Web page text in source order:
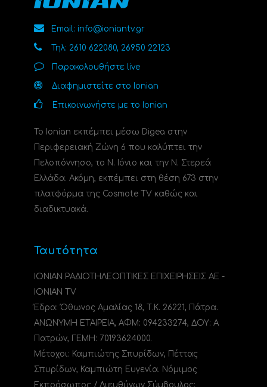
Email: info@ioniantv.gr
Τηλ: 2610 622080, 26950 22123
Παρακολουθήστε live
Διαφημιστείτε στο Ionian
Επικοινωνήστε με το Ionian
Το Ionian εκπέμπει μέσω Digea στην
Περιφερειακή Ζώνη 6 που καλύπτει την
Πελοπόννησο, το N. Ιόνιο και την Ν. Στερεά
Ελλάδα. Ακόμη, εκπέμπει στη θέση 673 στην
πλατφόρμα της Cosmote TV καθώς και
διαδικτυακά.
Ταυτότητα
ΙΟΝΙΑΝ ΡΑΔΙΟΤΗΛΕΟΠΤΙΚΕΣ ΕΠΙΧΕΙΡΗΣΕΙΣ ΑΕ -
IONIAN TV
Έδρα: Όθωνος Αμαλίας 18, Τ.Κ. 26221, Πάτρα.
ΑΝΩΝΥΜΗ ΕΤΑΙΡΕΙΑ, ΑΦΜ: 094233274, ΔΟΥ: A
Πατρών, ΓΕΜΗ: 70193624000.
Μέτοχοι: Καμπιώτης Σπυρίδων, Πέττας
Σπυρίδων, Καμπιώτη Ευγενία. Νόμιμος
Εκπρόσωπος / Διευθύνων Σύμβουλος: